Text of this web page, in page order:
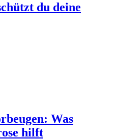
du deine
Was
hilft